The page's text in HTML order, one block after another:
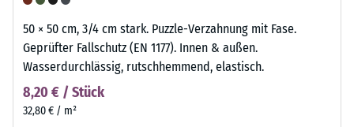
50 × 50 cm, 3/4 cm stark. Puzzle-Verzahnung mit Fase.
Geprüfter Fallschutz (EN 1177). Innen & außen.
Wasserdurchlässig, rutschhemmend, elastisch.
8,20 € / Stück
32,80 € / m²